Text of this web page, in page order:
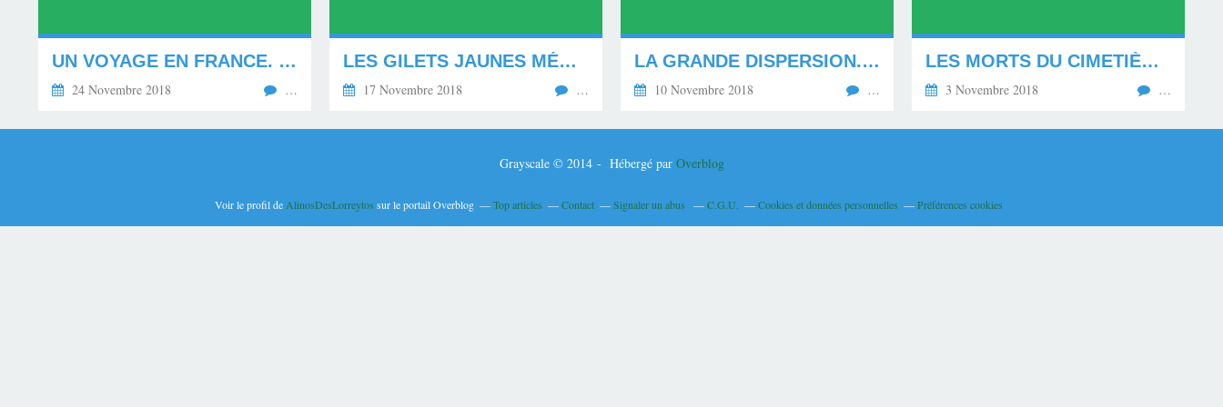
UN VOYAGE EN FRANCE. **********
24 Novembre 2018 …
LES GILETS JAUNES MÉCONTENTS *********
17 Novembre 2018 …
LA GRANDE DISPERSION. *********
10 Novembre 2018 …
LES MORTS DU CIMETIÈRE DE L'ILE SAINTE MARGUERITE ***********
3 Novembre 2018 …
Grayscale © 2014 - Hébergé par Overblog
Voir le profil de AlinosDesLorreytos sur le portail Overblog Top articles Contact Signaler un abus C.G.U. Cookies et données personnelles Préférences cookies